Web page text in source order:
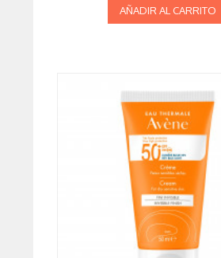
AÑADIR AL CARRITO